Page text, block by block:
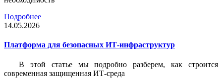
Подробнее
14.05.2026
Платформа для безопасных ИТ-инфраструктур
В этой статье мы подробно разберем, как строится
современная защищенная ИТ-среда